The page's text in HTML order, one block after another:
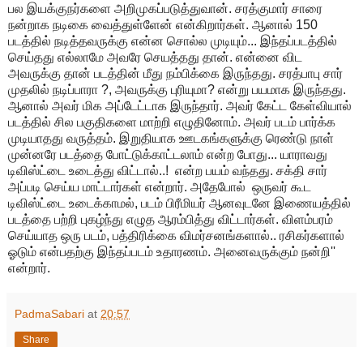
பல இயக்குநர்களை அறிமுகப்படுத்துவான். சரத்குமார் சாரை
நன்றாக நடிகை வைத்துள்ளேன் என்கிறார்கள். ஆனால் 150
படத்தில் நடித்தவருக்கு என்ன சொல்ல முடியும்... இந்தப்படத்தில்
செய்தது எல்லாமே அவரே செயத்தது தான். என்னை விட
அவருக்கு தான் படத்தின் மீது நம்பிக்கை இருந்தது. சரத்பாபு சார்
முதலில் நடிப்பாரா ?, அவருக்கு புரியுமா? என்று பயமாக இருந்தது.
ஆனால் அவர் மிக அப்டேட்டாக இருந்தார். அவர் கேட்ட கேள்வியால்
படத்தில் சில பகுதிகளை மாற்றி எழுதினோம். அவர் படம் பார்க்க
முடியாதது வருத்தம். இறுதியாக ஊடகங்களுக்கு ரெண்டு நாள்
முன்னரே படத்தை போட்டுக்காட்டலாம் என்ற போது... யாராவது
டிவிஸ்ட்டை உடைத்து விட்டால்..! என்ற பயம் வந்தது. சக்தி சார்
அப்படி செய்ய மாட்டார்கள் என்றார். அதேபோல் ஒருவர் கூட
டிவிஸ்ட்டை உடைக்காமல், படம் பிரீமியர் ஆனவுடனே இணையத்தில்
படத்தை பற்றி புகழ்ந்து எழுத ஆரம்பித்து விட்டார்கள். விளம்பரம்
செய்யாத ஒரு படம், பத்திரிக்கை விமர்சனங்களால்.. ரசிகர்களால்
ஓடும் என்பதற்கு இந்தப்படம் உதாரணம். அனைவருக்கும் நன்றி''
என்றார்.
PadmaSabari at 20:57
Share